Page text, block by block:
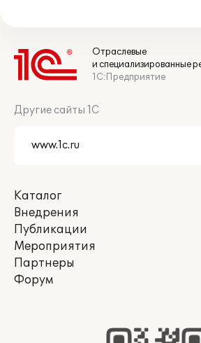
Отраслевые
и специализированные
1С:Предприятие
Другие сайты 1С
Каталог
Внедрения
Публикации
Мероприятия
Партнеры
Форум